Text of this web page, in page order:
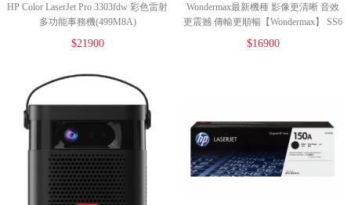
HP Color LaserJet Pro 3303fdw 彩色雷射
多功能事務機(499M8A)
$21900
Wondermax最新機種 影像更清晰 音效
更震撼 傳輸更順暢【Wondermax】 SS6
影音系智慧型高亮度投影機
$16900